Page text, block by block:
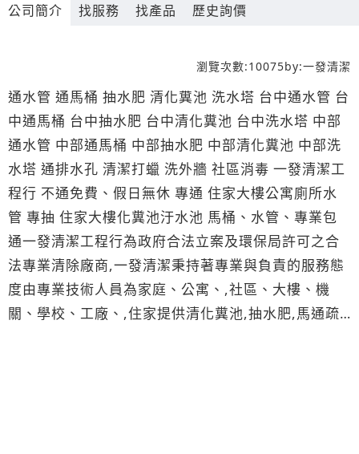
公司簡介 找服務 找產品 歷史詢價
瀏覽次數:10075by:一發清潔
通水管 通馬桶 抽水肥 清化糞池 洗水塔 台中通水管 台
中通馬桶 台中抽水肥 台中清化糞池 台中洗水塔 中部
通水管 中部通馬桶 中部抽水肥 中部清化糞池 中部洗
水塔 通排水孔 清潔打蠟 洗外牆 社區消毒 一發清潔工
程行 不通免費、假日無休 專通 住家大樓公寓廁所水
管 專抽 住家大樓化糞池汙水池 馬桶、水管、專業包
通一發清潔工程行為政府合法立案及環保局許可之合
法專業清除廠商,一發清潔秉持著專業與負責的服務態
度由專業技術人員為家庭、公寓、,社區、大樓、機
關、學校、工廠、,住家提供清化糞池,抽水肥,馬通疏